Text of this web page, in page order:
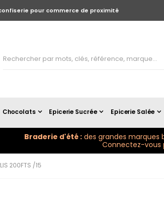
pour commerce de proximité
Chocolats Epicerie Sucrée Epicerie Salée
Braderie d'été : des grandes marques
Connectez-vous
200FTS /15